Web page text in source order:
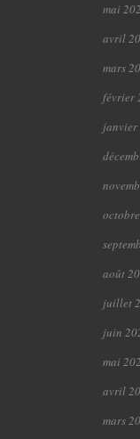
mai
avril
mars
février
janvier
août
juillet
juin
mai
avril
mars